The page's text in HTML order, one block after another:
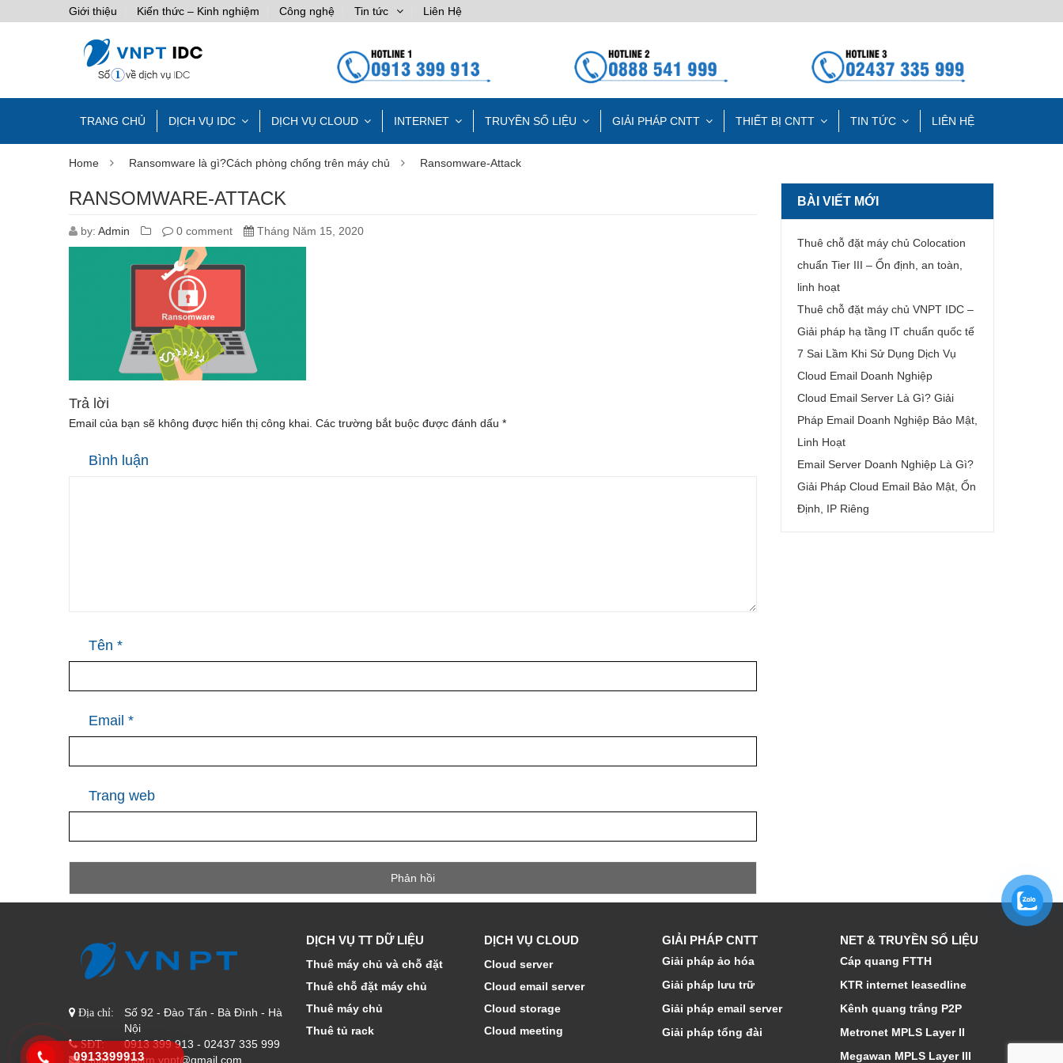
Giới thiệu Kiến thức – Kinh nghiệm Công nghệ Tin tức Liên Hệ
TRANG CHỦ DỊCH VỤ IDC DỊCH VỤ CLOUD INTERNET TRUYỀN SỐ LIỆU GIẢI PHÁP CNTT THIẾT BỊ CNTT TIN TỨC LIÊN HỆ
Home Ransomware là gì?Cách phòng chống trên máy chủ Ransomware-Attack
RANSOMWARE-ATTACK
by: Admin 0 comment Tháng Năm 15, 2020
Trả lời
Email của bạn sẽ không được hiển thị công khai. Các trường bắt buộc được đánh dấu *
Bình luận
Tên *
Email *
Trang web
BÀI VIẾT MỚI
Thuê chỗ đặt máy chủ Colocation
chuẩn Tier III – Ổn định, an toàn,
linh hoạt
Thuê chỗ đặt máy chủ VNPT IDC –
Giải pháp hạ tầng IT chuẩn quốc tế
7 Sai Lầm Khi Sử Dụng Dịch Vụ
Cloud Email Doanh Nghiệp
Cloud Email Server Là Gì? Giải
Pháp Email Doanh Nghiệp Bảo Mật,
Linh Hoạt
Email Server Doanh Nghiệp Là Gì?
Giải Pháp Cloud Email Bảo Mật, Ổn
Định, IP Riêng
Địa chỉ:
Số 92 - Đào Tấn - Bà Đình - Hà
Nội
SĐT: 0913 399 913 - 02437 335 999
Email: thaitm.vnpt@gmail.com
DỊCH VỤ TT DỮ LIỆU
Thuê máy chủ và chỗ đặt
Thuê chỗ đặt máy chủ
Thuê máy chủ
Thuê tủ rack
DỊCH VỤ CLOUD
Cloud server
Cloud email server
Cloud storage
Cloud meeting
GIẢI PHÁP CNTT
Giải pháp ảo hóa
Giải pháp lưu trữ
Giải pháp email server
Giải pháp tổng đài
NET & TRUYỀN SỐ LIỆU
Cáp quang FTTH
KTR internet leasedline
Kênh quang trắng P2P
Metronet MPLS Layer II
Megawan MPLS Layer III
0913399913